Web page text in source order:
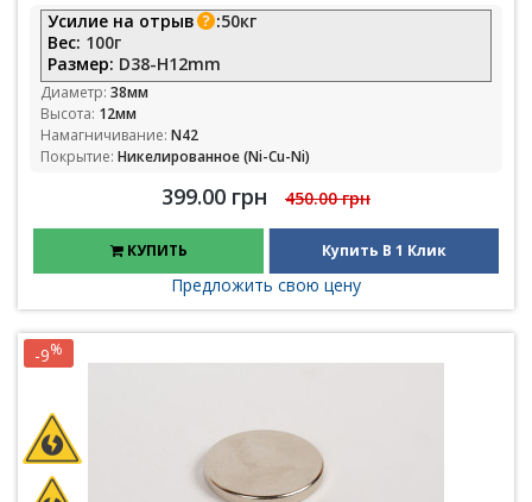
Усилие на отрыв :50кг
Вес: 100г
Размер: D38-H12mm
Диаметр: 38мм
Высота: 12мм
Намагничивание: N42
Покрытие: Никелированное (Ni-Cu-Ni)
399.00 грн 450.00 грн
КУПИТЬ Купить В 1 Клик
Предложить свою цену
-9%